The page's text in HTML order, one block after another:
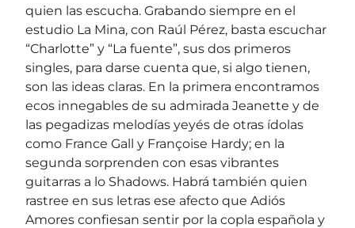
quien las escucha. Grabando siempre en el
estudio La Mina, con Raúl Pérez, basta escuchar
“Charlotte” y “La fuente”, sus dos primeros
singles, para darse cuenta que, si algo tienen,
son las ideas claras. En la primera encontramos
ecos innegables de su admirada Jeanette y de
las pegadizas melodías yeyés de otras ídolas
como France Gall y Françoise Hardy; en la
segunda sorprenden con esas vibrantes
guitarras a lo Shadows. Habrá también quien
rastree en sus letras ese afecto que Adiós
Amores confiesan sentir por la copla española y